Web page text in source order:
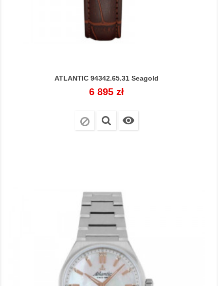
ATLANTIC 94342.65.31 Seagold
Cena
6 895 zł
